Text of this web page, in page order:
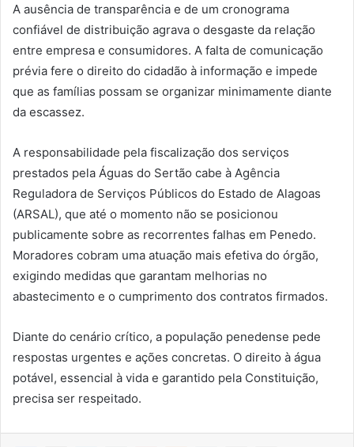
A ausência de transparência e de um cronograma
confiável de distribuição agrava o desgaste da relação
entre empresa e consumidores. A falta de comunicação
prévia fere o direito do cidadão à informação e impede
que as famílias possam se organizar minimamente diante
da escassez.
A responsabilidade pela fiscalização dos serviços
prestados pela Águas do Sertão cabe à Agência
Reguladora de Serviços Públicos do Estado de Alagoas
(ARSAL), que até o momento não se posicionou
publicamente sobre as recorrentes falhas em Penedo.
Moradores cobram uma atuação mais efetiva do órgão,
exigindo medidas que garantam melhorias no
abastecimento e o cumprimento dos contratos firmados.
Diante do cenário crítico, a população penedense pede
respostas urgentes e ações concretas. O direito à água
potável, essencial à vida e garantido pela Constituição,
precisa ser respeitado.